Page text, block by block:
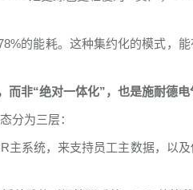
的能耗。这种集约化的模式，
而非“绝对一体化”，也是施耐德电
分为三层：
主系统，来支持员工主数据，以